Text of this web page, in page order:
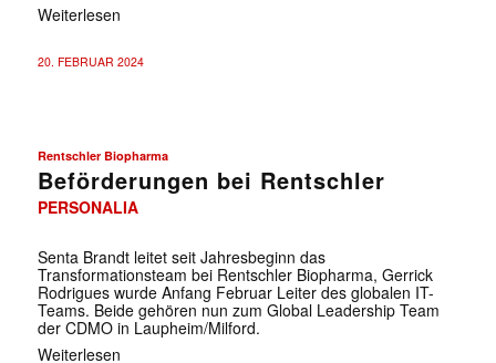
Weiterlesen
20. FEBRUAR 2024
Rentschler Biopharma
Beförderungen bei Rentschler
PERSONALIA
Senta Brandt leitet seit Jahresbeginn das
Transformationsteam bei Rentschler Biopharma, Gerrick
Rodrigues wurde Anfang Februar Leiter des globalen IT-
Teams. Beide gehören nun zum Global Leadership Team
der CDMO in Laupheim/Milford.
Weiterlesen